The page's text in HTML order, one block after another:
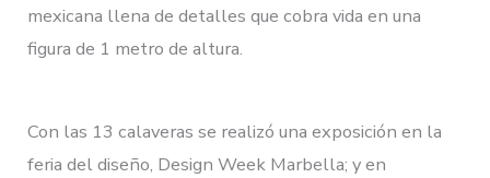
mexicana llena de detalles que cobra vida en una
figura de 1 metro de altura.
Con las 13 calaveras se realizó una exposición en la
feria del diseño, Design Week Marbella; y en